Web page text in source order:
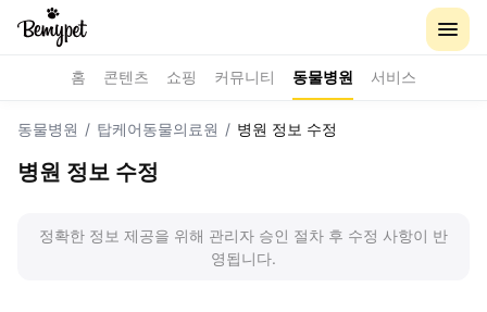
홈 콘텐츠 쇼핑 커뮤니티 동물병원 서비스
동물병원 / 탑케어동물의료원 / 병원 정보 수정
병원 정보 수정
정확한 정보 제공을 위해 관리자 승인 절차 후 수정 사항이 반
영됩니다.